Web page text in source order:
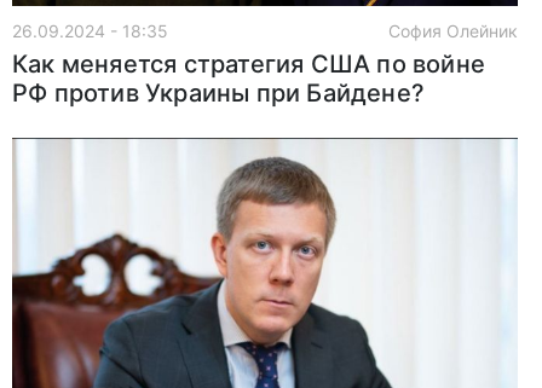
26.09.2024 - 18:35 София Олейник
Как меняется стратегия США по войне
РФ против Украины при Байдене?